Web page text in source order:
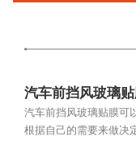
汽车前挡风玻璃
汽车前挡风玻璃贴膜可
根据自己的需要来做决